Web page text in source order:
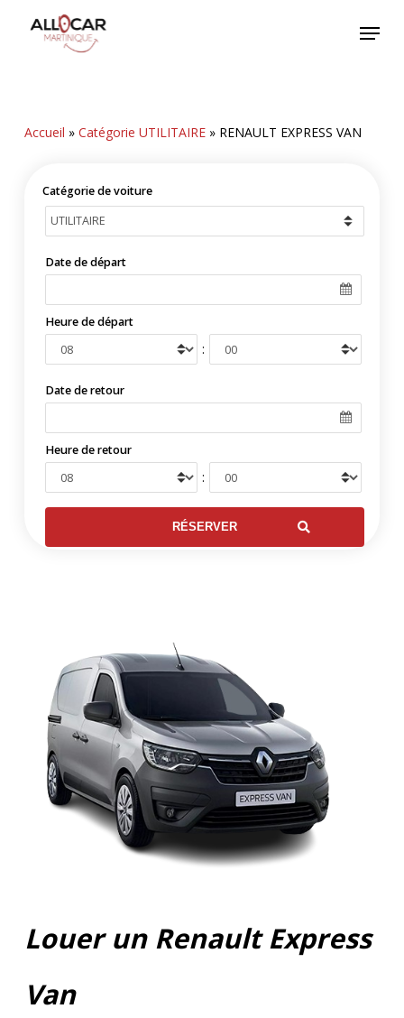
Menu
Accueil » Catégorie UTILITAIRE» RENAULT EXPRESS VAN
Catégorie de voiture
Date de départ
Heure de départ
:
Date de retour
Heure de retour
:
Louer un Renault Express
Van